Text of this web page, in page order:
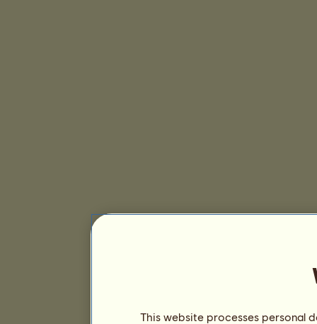
This website processes personal